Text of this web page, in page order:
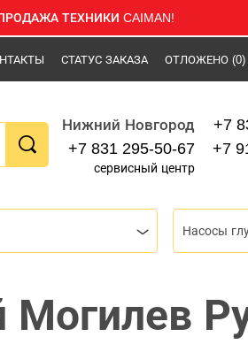
ТЕХНИКИ CAIMAN!
СТАТУС ЗАКАЗА ОТЛОЖЕНО (0)
Нижний Новгород
+7 831 295-50-67
сервисный центр
+7
+7
Могилев